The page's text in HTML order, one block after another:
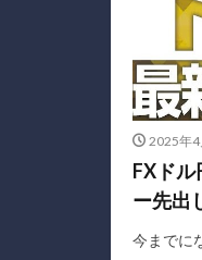
2025年4
FXドル
ー先出
今までに